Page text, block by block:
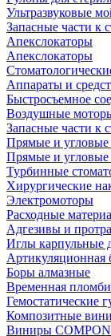
Ультразвуковые
Запасные части к
Апекслокаторы
Апекслокаторы
Аппараты и
Быстросъемное
Воздушные
Запасные части к
Прямые и угловые
Прямые и угловые
Турбинные
Хирургические
Электромоторы
Расходные
Адгезивы и
Иглы карпульные
Артикуляционная
Боры алмазные
Временная
Гемостатические
Композитные
Виниры